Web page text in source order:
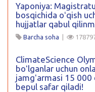
Yaponiya:
bosqichida oʻqish
hujjatlar qabul
Barcha soha |
ClimateScience
boʻlganlar uchun
jamgʻarmasi 15
bepul safar qiladi!